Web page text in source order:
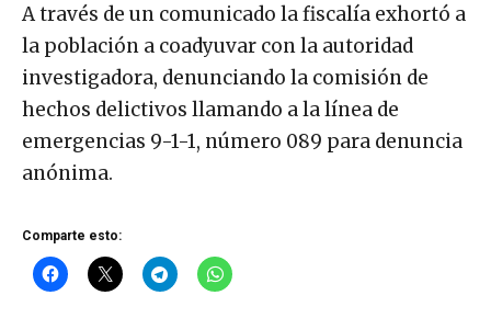
A través de un comunicado la fiscalía exhortó a
la población a coadyuvar con la autoridad
investigadora, denunciando la comisión de
hechos delictivos llamando a la línea de
emergencias 9-1-1, número 089 para denuncia
anónima.
Comparte esto: